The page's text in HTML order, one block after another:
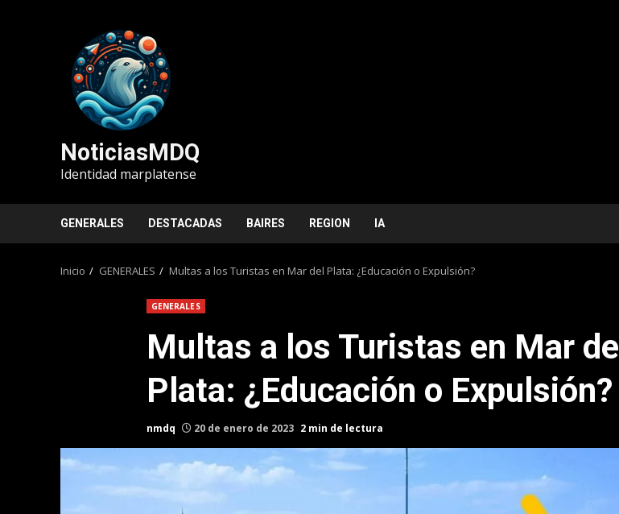
NoticiasMDQ
Identidad marplatense
GENERALES DESTACADAS BAIRES REGION IA
Inicio GENERALES Multas a los Turistas en Mar del Plata: ¿Educación o Expulsión?
GENERALES
Multas a los Turistas en Mar del
Plata: ¿Educación o Expulsión?
nmdq 20 de enero de 2023 2 min de lectura